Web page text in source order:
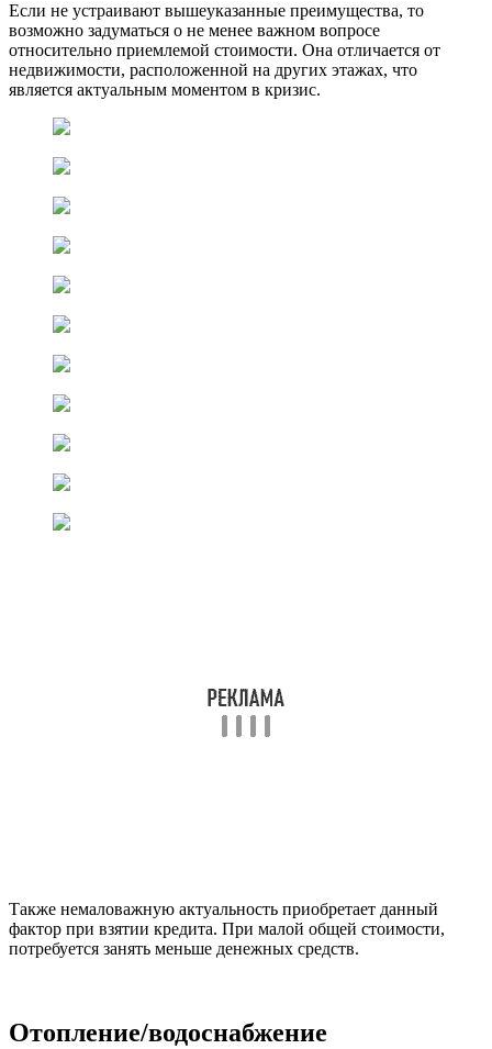
Если не устраивают вышеуказанные преимущества, то
возможно задуматься о не менее важном вопросе
относительно приемлемой стоимости. Она отличается от
недвижимости, расположенной на других этажах, что
является актуальным моментом в кризис.
Также немаловажную актуальность приобретает данный
фактор при взятии кредита. При малой общей стоимости,
потребуется занять меньше денежных средств.
Отопление/водоснабжение